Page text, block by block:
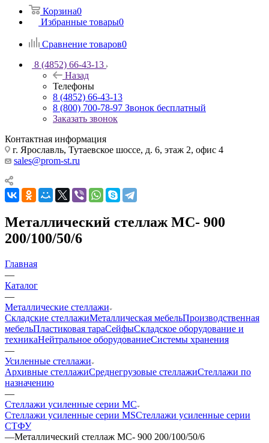
Корзина0
Избранные товары0
Сравнение товаров0
8 (4852) 66-43-13
Назад
Телефоны
8 (4852) 66-43-13
8 (800) 700-78-97 Звонок бесплатный
Заказать звонок
Контактная информация
г. Ярославль, Тутаевское шоссе, д. 6, этаж 2, офис 4
sales@prom-st.ru
Металлический стеллаж МС- 900
200/100/50/6
Главная
—
Каталог
—
Металлические стеллажи
Складские стеллажиМеталлическая мебельПроизводственная
мебельПластиковая тараСейфыСкладское оборудование и
техникаНейтральное оборудованиеСистемы хранения
—
Усиленные стеллажи
Архивные стеллажиСреднегрузовые стеллажиСтеллажи по
назначению
—
Стеллажи усиленные серии МС
Стеллажи усиленные серии MSСтеллажи усиленные серии
СТФУ
—Металлический стеллаж МС- 900 200/100/50/6